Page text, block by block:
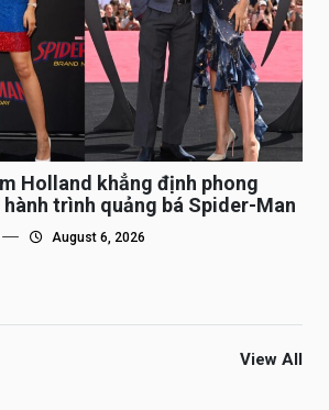
Holland khẳng định phong
trình quảng bá Spider-Man
August 6, 2026
View All